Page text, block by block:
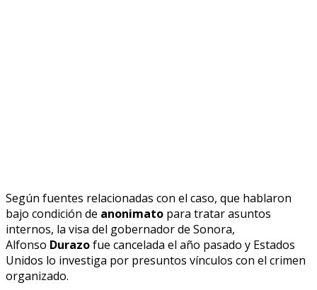
Según fuentes relacionadas con el caso, que hablaron
bajo condición de anonimato para tratar asuntos
internos, la visa del gobernador de Sonora,
Alfonso Durazofue cancelada el año pasado y Estados
Unidos lo investiga por presuntos vínculos con el crimen
organizado.